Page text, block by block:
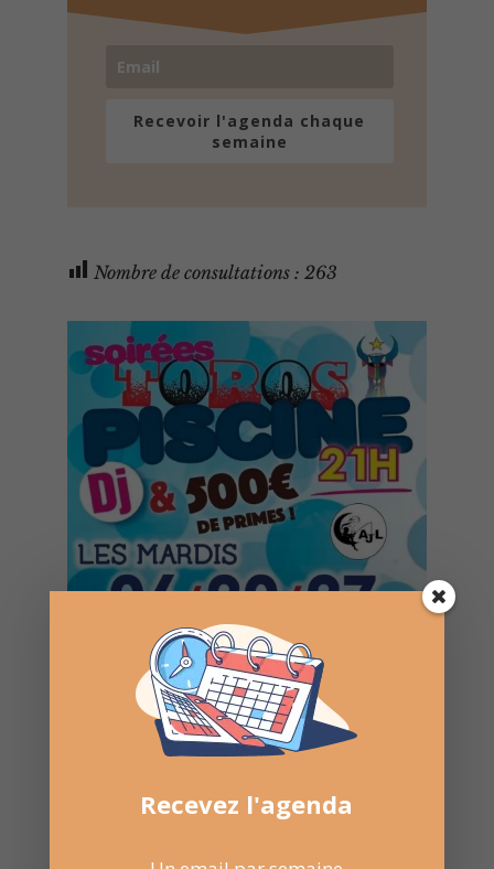
Recevoir l'agenda chaque
semaine
Nombre de consultations : 263
Recevez l'agenda